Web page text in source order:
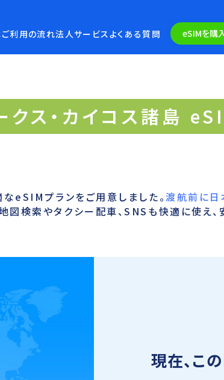
ご利用の流れ法人サービス よくある質問 eSIMを購
クス・カイコス諸島
eSIMプランをご用意しました。渡航前に日
図検索やタクシー配車、SNSも快適に使え
現在、こ